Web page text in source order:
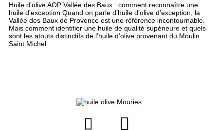
Huile d’olive AOP Vallée des Baux : comment reconnaître une
huile d’exception Quand on parle d’huile d’olive d’exception, la
Vallée des Baux de Provence est une référence incontournable.
Mais comment identifier une huile de qualité supérieure et quels
sont les atouts distinctifs de l’huile d’olive provenant du Moulin
Saint Michel